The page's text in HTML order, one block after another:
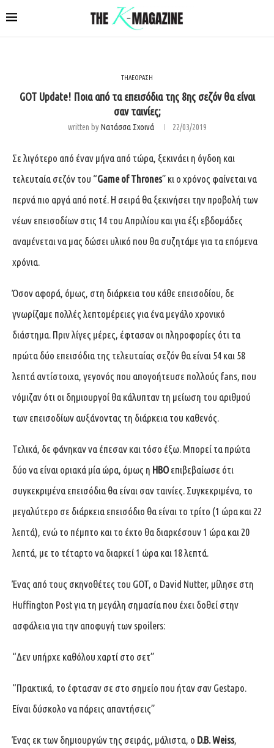
ΤΗΛΕΟΡΑΣΗ
GOT Update! Ποια από τα επεισόδια της 8ης σεζόν θα είναι
σαν ταινίες;
written byΝατάσσα Σχοινά 22/03/2019
Σε λιγότερο από έναν μήνα από τώρα, ξεκινάει η όγδοη και
τελευταία σεζόν του “Game of Thrones” κι ο χρόνος φαίνεται να
περνά πιο αργά από ποτέ. Η σειρά θα ξεκινήσει την προβολή των
νέων επεισοδίων στις 14 του Απριλίου και για έξι εβδομάδες
αναμένεται να μας δώσει υλικό που θα συζητάμε για τα επόμενα
χρόνια.
Όσον αφορά, όμως, στη διάρκεια του κάθε επεισοδίου, δε
γνωρίζαμε πολλές λεπτομέρειες για ένα μεγάλο χρονικό
διάστημα. Πριν λίγες μέρες, έφτασαν οι πληροφορίες ότι τα
πρώτα δύο επεισόδια της τελευταίας σεζόν θα είναι 54 και 58
λεπτά αντίστοιχα, γεγονός που απογοήτευσε πολλούς fans, που
νόμιζαν ότι οι δημιουργοί θα κάλυπταν τη μείωση του αριθμού
των επεισοδίων αυξάνοντας τη διάρκεια του καθενός.
Τελικά, δε φάνηκαν να έπεσαν και τόσο έξω. Μπορεί τα πρώτα
δύο να είναι οριακά μία ώρα, όμως η HBOεπιβεβαίωσε ότι
συγκεκριμένα επεισόδια θα είναι σαν ταινίες. Συγκεκριμένα, το
μεγαλύτερο σε διάρκεια επεισόδιο θα είναι το τρίτο (1 ώρα και 22
λεπτά), ενώ το πέμπτο και το έκτο θα διαρκέσουν 1 ώρα και 20
λεπτά, με το τέταρτο να διαρκεί 1 ώρα και 18 λεπτά.
Ένας από τους σκηνοθέτες του GOT, o David Nutter, μίλησε στη
Huffington Post για τη μεγάλη σημασία που έχει δοθεί στην
ασφάλεια για την αποφυγή των spoilers:
“Δεν υπήρχε καθόλου χαρτί στο σετ”
“Πρακτικά, το έφτασαν σε στο σημείο που ήταν σαν Gestapo.
Είναι δύσκολο να πάρεις απαντήσεις”
Ένας εκ των δημιουργών της σειράς, μάλιστα, o D.B. Weiss,